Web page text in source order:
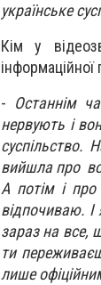
українське
Кім у
- Останнім
нервують і
суспільство.
вийшла про
А потім і
відпочиваю.
зараз на все,
ти
лише